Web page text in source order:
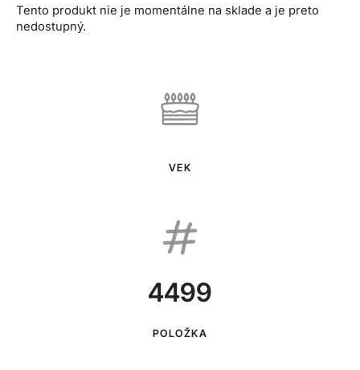
Tento produkt nie je momentálne na sklade a je preto
nedostupný.
VEK
4499
POLOŽKA